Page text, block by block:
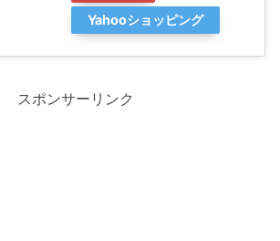
Yahooショッピング
スポンサーリンク